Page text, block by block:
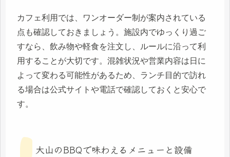
カフェ利用では、ワンオーダー制が案内されている
点も確認しておきましょう。施設内でゆっくり過ご
すなら、飲み物や軽食を注文し、ルールに沿って利
用することが大切です。混雑状況や営業内容は日に
よって変わる可能性があるため、ランチ目的で訪れ
る場合は公式サイトや電話で確認しておくと安心で
す。
大山のBBQで味わえるメニューと設備